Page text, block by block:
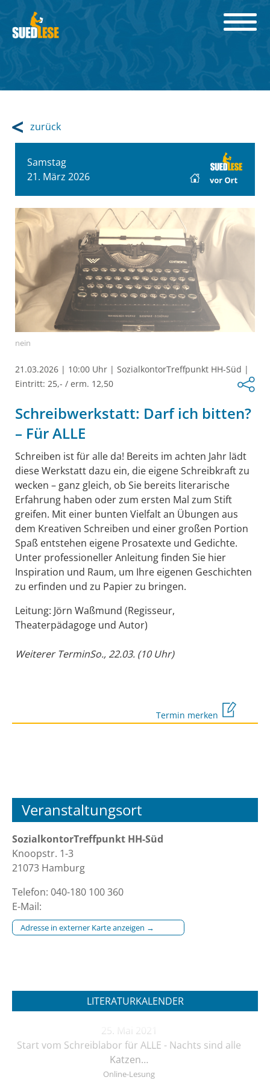
zurück
Samstag
21. März 2026
nein
21.03.2026 | 10:00 Uhr | SozialkontorTreffpunkt HH-Süd |
Eintritt: 25,- / erm. 12,50
Schreibwerkstatt: Darf ich bitten?
– Für ALLE
Schreiben ist für alle da! Bereits im achten Jahr lädt
diese Werkstatt dazu ein, die eigene Schreibkraft zu
wecken – ganz gleich, ob Sie bereits literarische
Erfahrung haben oder zum ersten Mal zum Stift
greifen. Mit einer bunten Vielfalt an Übungen aus
dem Kreativen Schreiben und einer großen Portion
Spaß entstehen eigene Prosatexte und Gedichte.
Unter professioneller Anleitung finden Sie hier
Inspiration und Raum, um Ihre eigenen Geschichten
zu erfinden und zu Papier zu bringen.
Leitung: Jörn Waßmund (Regisseur,
Theaterpädagoge und Autor)
Weiterer TerminSo., 22.03. (10 Uhr)
Termin merken
Veranstaltungsort
SozialkontorTreffpunkt HH-Süd
Knoopstr. 1-3
21073 Hamburg
Telefon: 040-180 100 360
E-Mail:
Adresse in externer Karte anzeigen →
LITERATURKALENDER
25. Mai 2021
Start vom Schreiblabor für ALLE - Nachts sind alle
Katzen…
Online-Lesung